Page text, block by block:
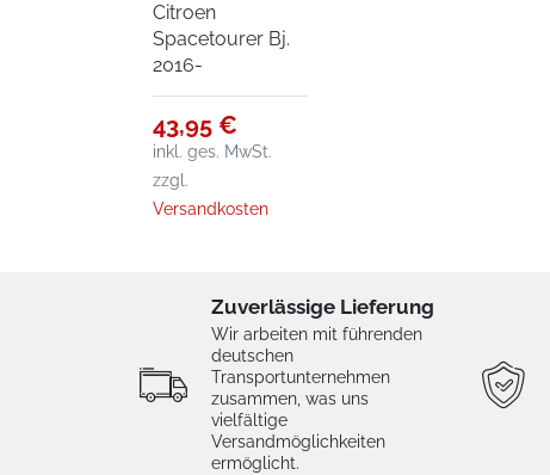
Citroen
Spacetourer Bj.
2016-
43,95 €
inkl. ges. MwSt.
zzgl.
Versandkosten
Zuverlässige Lieferung
Wir arbeiten mit führenden
deutschen
Transportunternehmen
zusammen, was uns
vielfältige
Versandmöglichkeiten
ermöglicht.